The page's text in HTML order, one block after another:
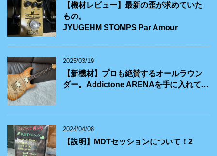
【機材レビュー】最新の歪が求めていた
もの。
JYUGEHM STOMPS Par Amour
2025/03/19
【新機材】プロも絶賛するオールラウン
ダー。Addictone ARENAを手に入れて…
2024/04/08
【説明】MDTセッションについて！2